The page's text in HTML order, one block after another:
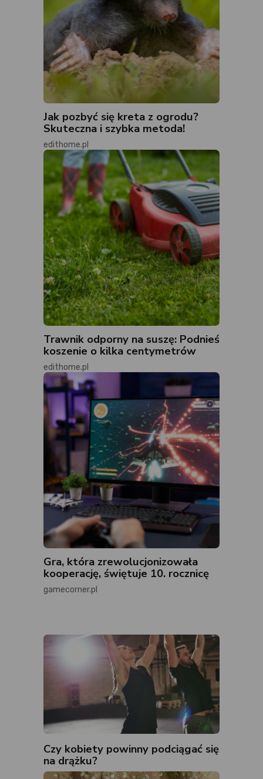
Jak pozbyć się kreta z ogrodu?
Skuteczna i szybka metoda!
edithome.pl
Trawnik odporny na suszę: Podnieś
koszenie o kilka centymetrów
edithome.pl
Gra, która zrewolucjonizowała
kooperację, świętuje 10. rocznicę
gamecorner.pl
Czy kobiety powinny podciągać się
na drążku?